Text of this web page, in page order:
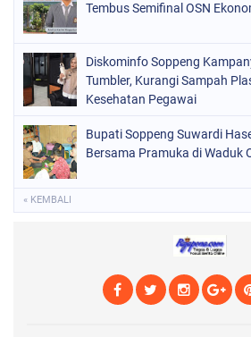
SULSEL
Tembus Semifinal OSN
Diskominfo Soppeng
Tumbler, Kurangi Sampah
Kesehatan Pegawai
Bupati Soppeng Suwardi
Bersama Pramuka di Waduk
« KEMBALI